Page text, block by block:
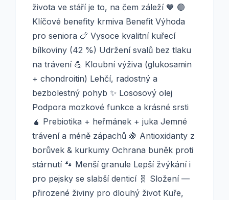
života ve stáří je to, na čem záleží 🧡 🟢
Klíčové benefity krmiva Benefit Výhoda
pro seniora 🍗 Vysoce kvalitní kuřecí
bílkoviny (42 %) Udržení svalů bez tlaku
na trávení 💪 Kloubní výživa (glukosamin
+ chondroitin) Lehčí, radostný a
bezbolestný pohyb ✨ Lososový olej
Podpora mozkové funkce a krásné srsti
🧉 Prebiotika + heřmánek + juka Jemné
trávení a méně zápachů 🍇 Antioxidanty z
borůvek & kurkumy Ochrana buněk proti
stárnutí 🐾 Menší granule Lepší žvýkání i
pro pejsky se slabší denticí 🧬 Složení —
přirozené živiny pro dlouhý život Kuře,